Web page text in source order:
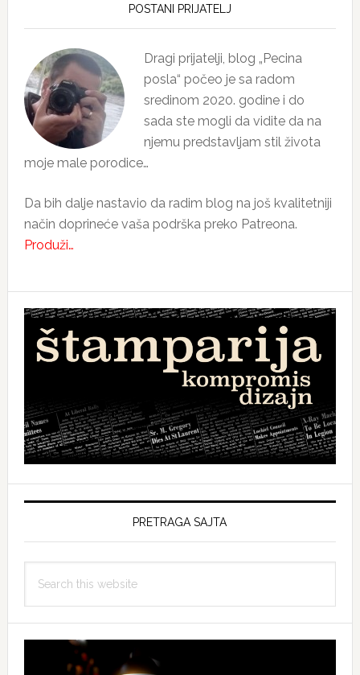
POSTANI PRIJATELJ
Dragi prijatelji, blog „Pecina
posla“ počeo je sa radom
sredinom 2020. godine i do
sada ste mogli da vidite da na
njemu predstavljam stil života
moje male porodice…
Da bih dalje nastavio da radim blog na još kvalitetniji
način doprineće vaša podrška preko Patreona.
Produži…
PRETRAGA SAJTA
this